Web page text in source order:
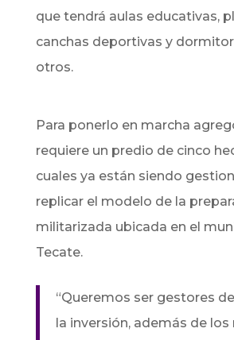
que tendrá aulas educativas,
canchas deportivas y
otros.
Para ponerlo en marcha
requiere un predio de cinco
cuales ya están siendo
replicar el modelo de la
militarizada ubicada en el
Tecate.
“Queremos ser gestores
la inversión, además de los